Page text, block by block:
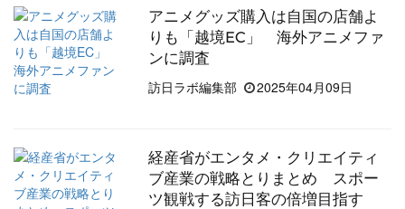
アニメグッズ購入は自国の店舗よ
りも「越境EC」 海外アニメファ
ンに調査
訪日ラボ編集部
2025年04月09日
経産省がエンタメ・クリエイティ
ブ産業の戦略とりまとめ スポー
ツ観戦する訪日客の倍増目指す